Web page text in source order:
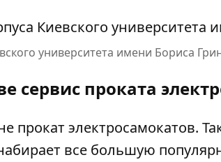
университета имени Бориса
сервис проката
прокат электросамокатов.
все большую